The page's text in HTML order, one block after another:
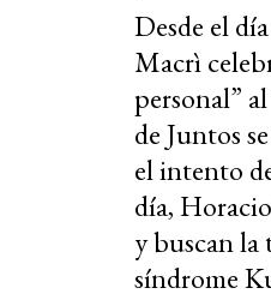
Desde el
Macrì
personal”
de Juntos
el intento
día,
y buscan
síndrome